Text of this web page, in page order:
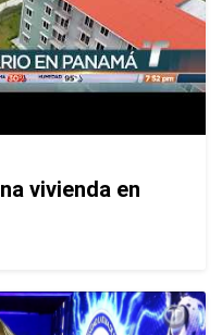
vivienda en